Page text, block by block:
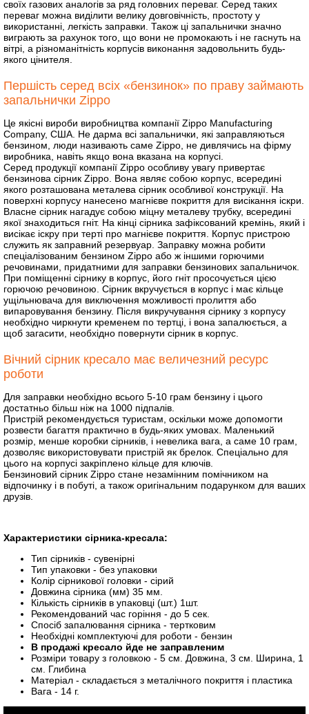
своїх газових аналогів за ряд головних переваг. Серед таких
переваг можна виділити велику довговічність, простоту у
використанні, легкість заправки. Також ці запальнички значно
виграють за рахунок того, що вони не промокають і не гаснуть на
вітрі, а різноманітність корпусів виконання задовольнить будь-
якого цінителя.
Першість серед всіх «бензинок» по праву займають
запальнички Zippo
Це якісні вироби виробництва компанії Zippo Manufacturing
Company, США. Не дарма всі запальнички, які заправляються
бензином, люди називають саме Zippo, не дивлячись на фірму
виробника, навіть якщо вона вказана на корпусі.
Серед продукції компанії Zippo особливу увагу привертає
бензинова сірник Zippo. Вона являє собою корпус, всередині
якого розташована металева сірник особливої конструкції. На
поверхні корпусу нанесено магнієве покриття для висікання іскри.
Власне сірник нагадує собою міцну металеву трубку, всередині
якої знаходиться гніт. На кінці сірника зафіксований кремінь, який і
висікає іскру при терті про магнієве покриття. Корпус пристрою
служить як заправний резервуар. Заправку можна робити
спеціалізованим бензином Zippo або ж іншими горючими
речовинами, придатними для заправки бензинових запальничок.
При поміщенні сірнику в корпус, його гніт просочується цією
горючою речовиною. Сірник вкручується в корпус і має кільце
ущільнювача для виключення можливості пролиття або
випаровування бензину. Після викручування сірнику з корпусу
необхідно чиркнути кременем по тертці, і вона запалюється, а
щоб загасити, необхідно повернути сірник в корпус.
Вічний сірник кресало має величезний ресурс
роботи
Для заправки необхідно всього 5-10 грам бензину і цього
достатньо більш ніж на 1000 підпалів.
Пристрій рекомендується туристам, оскільки може допомогти
розвести багаття практично в будь-яких умовах. Маленький
розмір, менше коробки сірників, і невелика вага, а саме 10 грам,
дозволяє використовувати пристрій як брелок. Спеціально для
цього на корпусі закріплено кільце для ключів.
Бензиновий сірник Zippo стане незамінним помічником на
відпочинку і в побуті, а також оригінальним подарунком для ваших
друзів.
Характеристики сірника-кресала:
Тип сірників - сувенірні
Тип упаковки - без упаковки
Колір сірникової головки - сірий
Довжина сірника (мм) 35 мм.
Кількість сірників в упаковці (шт.) 1шт.
Рекомендований час горіння - до 5 сек.
Спосіб запалювання сірника - тертковим
Необхідні комплектуючі для роботи - бензин
В продажі кресало йде не заправленим
Розміри товару з головкою - 5 см. Довжина, 3 см. Ширина, 1
см. Глибина
Матеріал - складається з металічного покриття і пластика
Вага - 14 г.